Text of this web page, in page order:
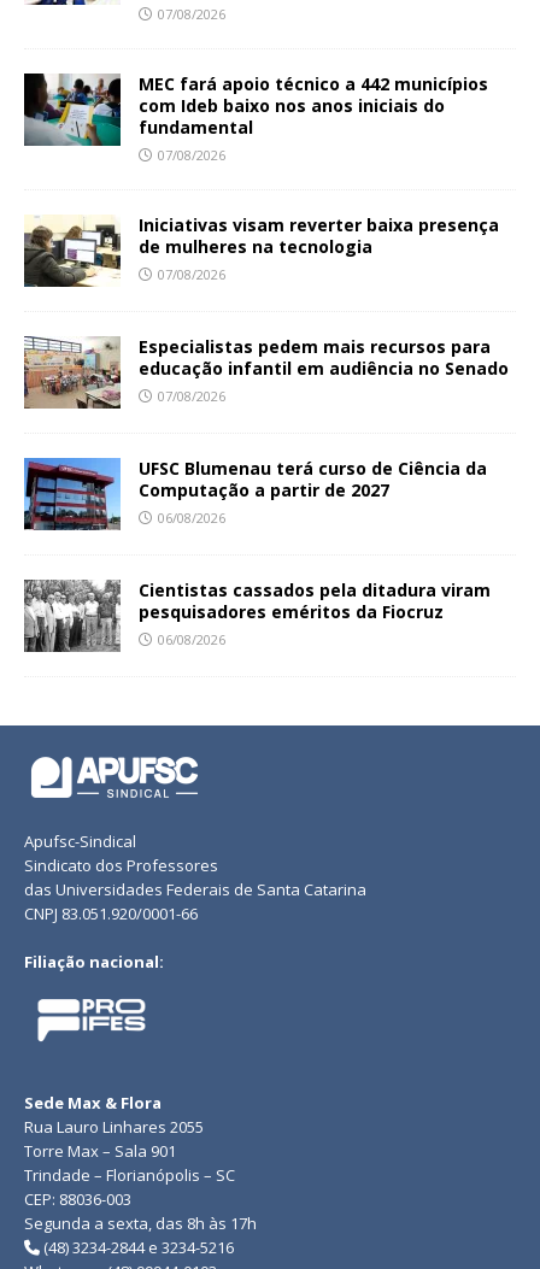
07/08/2026
MEC fará apoio técnico a 442 municípios
com Ideb baixo nos anos iniciais do
fundamental
07/08/2026
Iniciativas visam reverter baixa presença
de mulheres na tecnologia
07/08/2026
Especialistas pedem mais recursos para
educação infantil em audiência no Senado
07/08/2026
UFSC Blumenau terá curso de Ciência da
Computação a partir de 2027
06/08/2026
Cientistas cassados pela ditadura viram
pesquisadores eméritos da Fiocruz
06/08/2026
Apufsc-Sindical
Sindicato dos Professores
das Universidades Federais de Santa Catarina
CNPJ 83.051.920/0001-66
Filiação nacional:
Sede Max & Flora
Rua Lauro Linhares 2055
Torre Max – Sala 901
Trindade – Florianópolis – SC
CEP: 88036-003
Segunda a sexta, das 8h às 17h
(48) 3234-2844 e 3234-5216